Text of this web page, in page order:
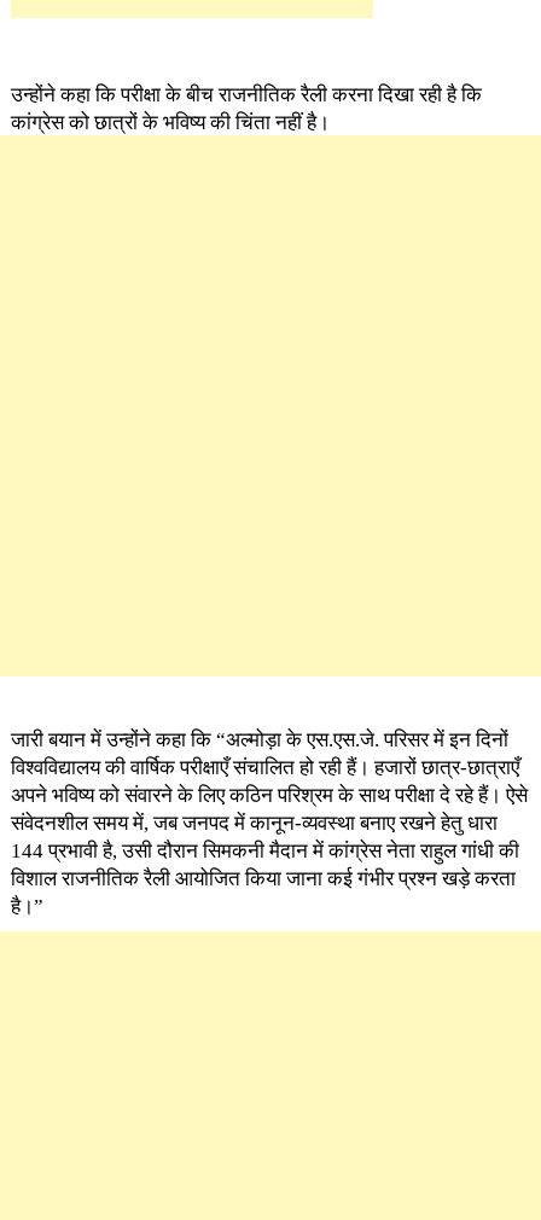
उन्होंने कहा कि परीक्षा के बीच राजनीतिक रैली करना दिखा रही है कि
कांग्रेस को छात्रों के भविष्य की चिंता नहीं है।
जारी बयान में उन्होंने कहा कि “अल्मोड़ा के एस.एस.जे. परिसर में इन दिनों
विश्वविद्यालय की वार्षिक परीक्षाएँ संचालित हो रही हैं। हजारों छात्र-छात्राएँ
अपने भविष्य को संवारने के लिए कठिन परिश्रम के साथ परीक्षा दे रहे हैं। ऐसे
संवेदनशील समय में, जब जनपद में कानून-व्यवस्था बनाए रखने हेतु धारा
144 प्रभावी है, उसी दौरान सिमकनी मैदान में कांग्रेस नेता राहुल गांधी की
विशाल राजनीतिक रैली आयोजित किया जाना कई गंभीर प्रश्न खड़े करता
है।”